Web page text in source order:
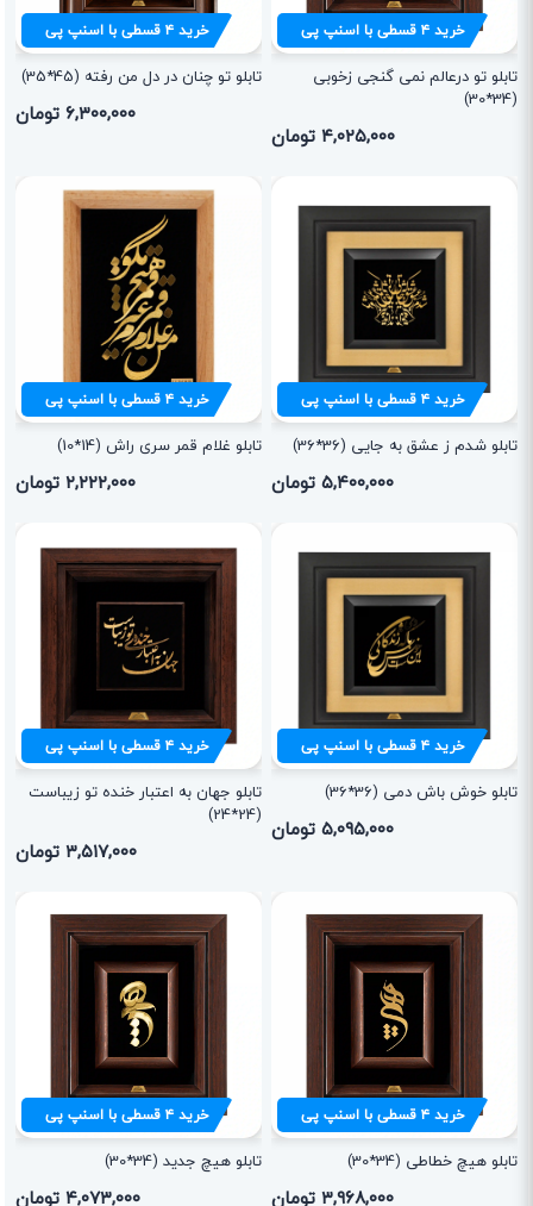
خرید۴قسطی با اسنپ پی
تابلو تو درعالم نمی گنجی زخوبی
(34*30)
۴,۰۲۵,۰۰۰ تومان
خرید۴قسطی با اسنپ پی
تابلو تو چنان در دل من رفته (45*35)
۶,۳۰۰,۰۰۰ تومان
خرید۴قسطی با اسنپ پی
تابلو شدم ز عشق به جایی (36*36)
۵,۴۰۰,۰۰۰ تومان
خرید۴قسطی با اسنپ پی
تابلو غلام قمر سری راش (14*10)
۲,۲۲۲,۰۰۰ تومان
خرید۴قسطی با اسنپ پی
تابلو خوش باش دمی (36*36)
۵,۰۹۵,۰۰۰ تومان
خرید۴قسطی با اسنپ پی
تابلو جهان به اعتبار خنده تو زیباست
(24*24)
۳,۵۱۷,۰۰۰ تومان
خرید۴قسطی با اسنپ پی
تابلو هیچ خطاطی (34*30)
۳,۹۶۸,۰۰۰ تومان
خرید۴قسطی با اسنپ پی
تابلو هیچ جدید (34*30)
۴,۰۷۳,۰۰۰ تومان